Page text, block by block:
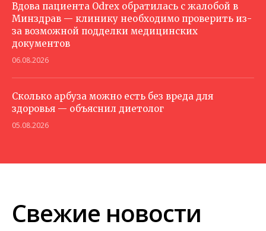
Вдова пациента Odrex обратилась с жалобой в
Минздрав — клинику необходимо проверить из-
за возможной подделки медицинских
документов
06.08.2026
Сколько арбуза можно есть без вреда для
здоровья — объяснил диетолог
05.08.2026
Свежие новости